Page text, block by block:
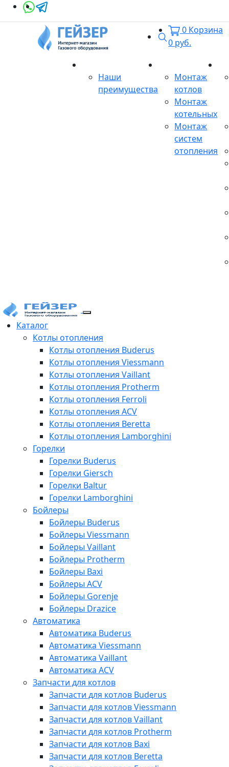
Поиск
0 Корзина
0 руб.
Наши
преимущества
Монтаж
котлов
Монтаж
котельных
Монтаж
систем
отопления
Каталог
Котлы отопления
Котлы отопления Buderus
Котлы отопления Viessmann
Котлы отопления Vaillant
Котлы отопления Protherm
Котлы отопления Ferroli
Котлы отопления ACV
Котлы отопления Beretta
Котлы отопления Lamborghini
Горелки
Горелки Buderus
Горелки Giersch
Горелки Baltur
Горелки Lamborghini
Бойлеры
Бойлеры Buderus
Бойлеры Viessmann
Бойлеры Vaillant
Бойлеры Protherm
Бойлеры Baxi
Бойлеры ACV
Бойлеры Gorenje
Бойлеры Drazice
Автоматика
Автоматика Buderus
Автоматика Viessmann
Автоматика Vaillant
Автоматика ACV
Запчасти для котлов
Запчасти для котлов Buderus
Запчасти для котлов Viessmann
Запчасти для котлов Vaillant
Запчасти для котлов Protherm
Запчасти для котлов Baxi
Запчасти для котлов Beretta